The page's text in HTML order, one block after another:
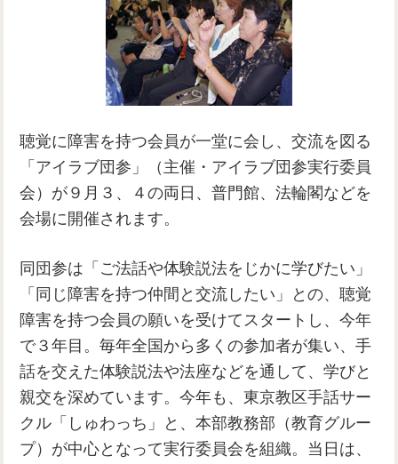
聴覚に障害を持つ会員が一堂に会し、交流を図る
「アイラブ団参」（主催・アイラブ団参実行委員
会）が９月３、４の両日、普門館、法輪閣などを
会場に開催されます。
同団参は「ご法話や体験説法をじかに学びたい」
「同じ障害を持つ仲間と交流したい」との、聴覚
障害を持つ会員の願いを受けてスタートし、今年
で３年目。毎年全国から多くの参加者が集い、手
話を交えた体験説法や法座などを通して、学びと
親交を深めています。今年も、東京教区手話サー
クル「しゅわっち」と、本部教務部（教育グルー
プ）が中心となって実行委員会を組織。当日は、